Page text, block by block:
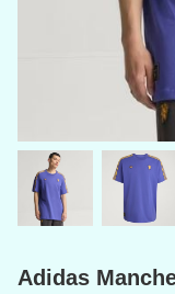
Adidas